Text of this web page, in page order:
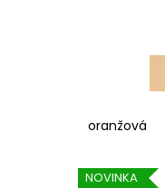
oranžová
NOVINKA